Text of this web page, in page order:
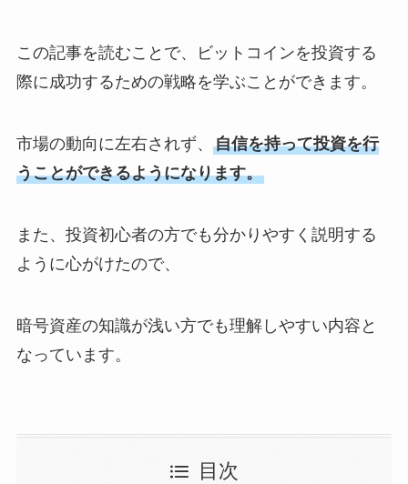
この記事を読むことで、ビットコインを投資する
際に成功するための戦略を学ぶことができます。
市場の動向に左右されず、 自信を持って投資を行
うことができるようになります。
また、投資初心者の方でも分かりやすく説明する
ように心がけたので、
暗号資産の知識が浅い方でも理解しやすい内容と
なっています。
目次